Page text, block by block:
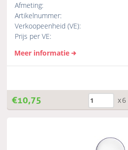
Afmeting:
Artikelnummer:
Verkoopeenheid (VE):
Prijs per VE:
Meer informatie
€10,75 x6